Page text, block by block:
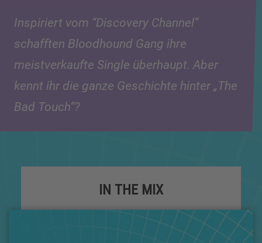
Inspiriert vom “Discovery Channel”
schafften Bloodhound Gang ihre
meistverkaufte Single überhaupt. Aber
kennt ihr die ganze Geschichte hinter „The
Bad Touch“?
IN THE MIX